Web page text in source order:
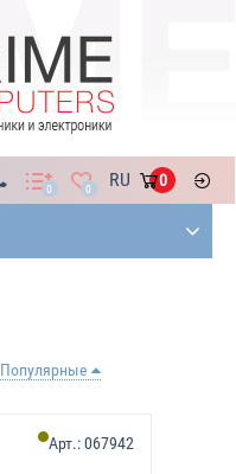
0 0 RU 0
Популярные
Арт.:067942